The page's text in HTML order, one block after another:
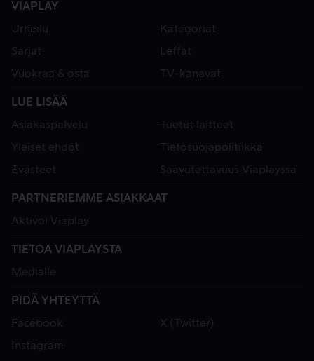
VIAPLAY
Urheilu
Kategoriat
Sarjat
Leffat
Vuokraa & osta
TV-kanavat
LUE LISÄÄ
Asiakaspalvelu
Tuetut laitteet
Yleiset ehdot
Tietosuojapolitiikka
Evästeet
Saavutettavuus Viaplayssa
PARTNERIEMME ASIAKKAAT
Aktivoi Viaplay
TIETOA VIAPLAYSTA
Medialle
PIDÄ YHTEYTTÄ
Facebook
X (Twitter)
Instagram